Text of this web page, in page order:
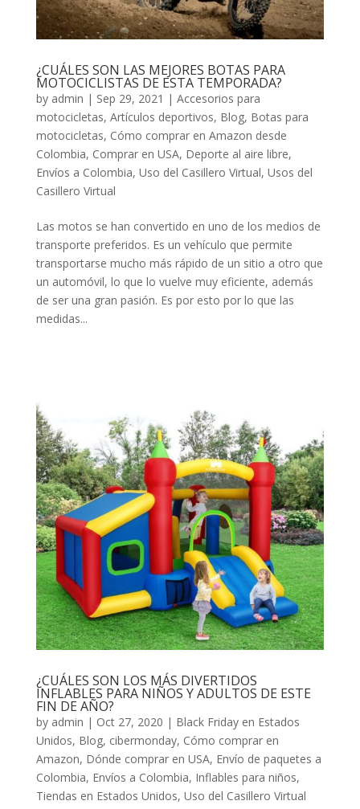
¿CUÁLES SON LAS MEJORES BOTAS PARA
MOTOCICLISTAS DE ESTA TEMPORADA?
by admin | Sep 29, 2021 | Accesorios para
motocicletas, Artículos deportivos, Blog, Botas para
motocicletas, Cómo comprar en Amazon desde
Colombia, Comprar en USA, Deporte al aire libre,
Envíos a Colombia, Uso del Casillero Virtual, Usos del
Casillero Virtual
Las motos se han convertido en uno de los medios de
transporte preferidos. Es un vehículo que permite
transportarse mucho más rápido de un sitio a otro que
un automóvil, lo que lo vuelve muy eficiente, además
de ser una gran pasión. Es por esto por lo que las
medidas...
¿CUÁLES SON LOS MÁS DIVERTIDOS
INFLABLES PARA NIÑOS Y ADULTOS DE ESTE
FIN DE AÑO?
by admin | Oct 27, 2020 | Black Friday en Estados
Unidos, Blog, cibermonday, Cómo comprar en
Amazon, Dónde comprar en USA, Envío de paquetes a
Colombia, Envíos a Colombia, Inflables para niños,
Tiendas en Estados Unidos, Uso del Casillero Virtual